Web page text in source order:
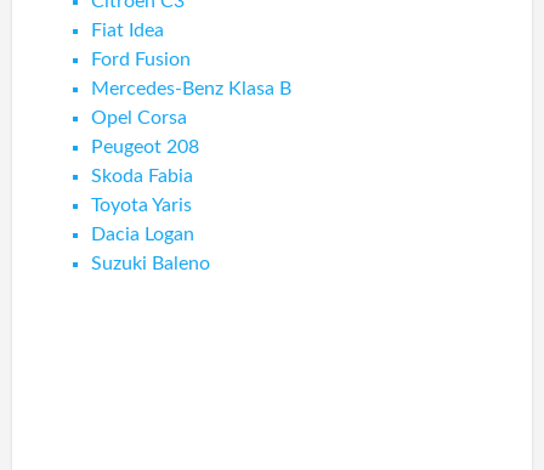
Fiat Idea
Ford Fusion
Mercedes-Benz Klasa B
Opel Corsa
Peugeot 208
Skoda Fabia
Toyota Yaris
Dacia Logan
Suzuki Baleno